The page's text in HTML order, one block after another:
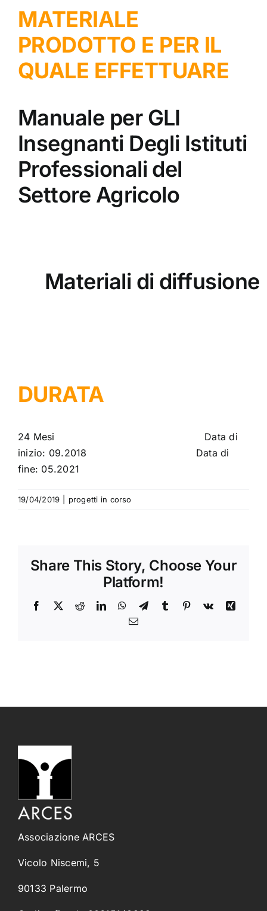
MATERIALE
PRODOTTO E PER IL
QUALE EFFETTUARE
Manuale per GLI
Insegnanti Degli Istituti
Professionali del
Settore Agricolo
Materiali di diffusione
DURATA
24 Mesi Data di
inizio: 09.2018 Data di
fine: 05.2021
19/04/2019 progetti in corso
Share This Story, Choose Your
Platform!
Facebook
X RedditLinkedInWhatsApp
TelegramTumblr Pinterest
Vk
Xing
Email
Associazione ARCES
Vicolo Niscemi, 5
90133 Palermo